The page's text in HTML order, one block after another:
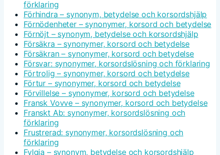
förklaring
Förhindra – synonym, betydelse och korsordshjälp
Förnödenheter – synonymer, korsord och betydelse
Förnöjt – synonym, betydelse och korsordshjälp
Försäkra – synonymer, korsord och betydelse
Försäkran – synonymer, korsord och betydelse
Försvar: synonymer, korsordslösning och förklaring
Förtrolig – synonymer, korsord och betydelse
Förtur – synonymer, korsord och betydelse
Förvillelse – synonymer, korsord och betydelse
Fransk Vovve – synonymer, korsord och betydelse
Franskt Ab: synonymer, korsordslösning och
förklaring
Frustrerad: synonymer, korsordslösning och
förklaring
Fylgia – synonym, betydelse och korsordshjälp